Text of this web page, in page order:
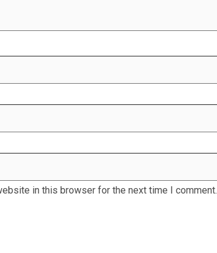
in this browser for the next time I comment.